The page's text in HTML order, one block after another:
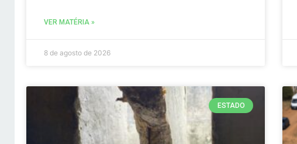
VER MATÉRIA »
8 de agosto de 2026
ESTADO